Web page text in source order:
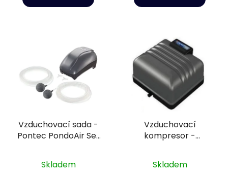
Vzduchovací sada -
Pontec PondoAir Set
Skladem
Vzduchovací
kompresor -
Skladem